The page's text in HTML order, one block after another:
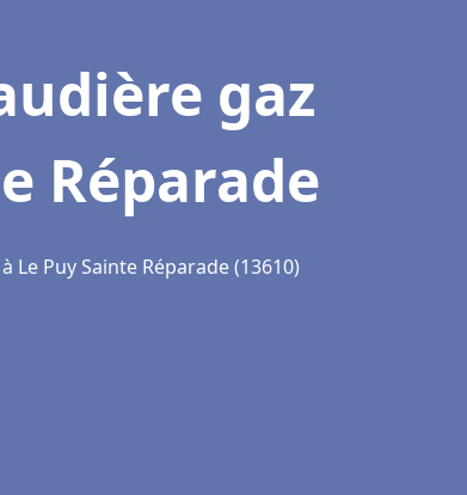
gaz
Réparade
Puy Sainte Réparade (13610)